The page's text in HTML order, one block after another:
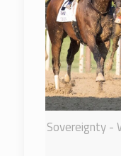
Sovereignty -